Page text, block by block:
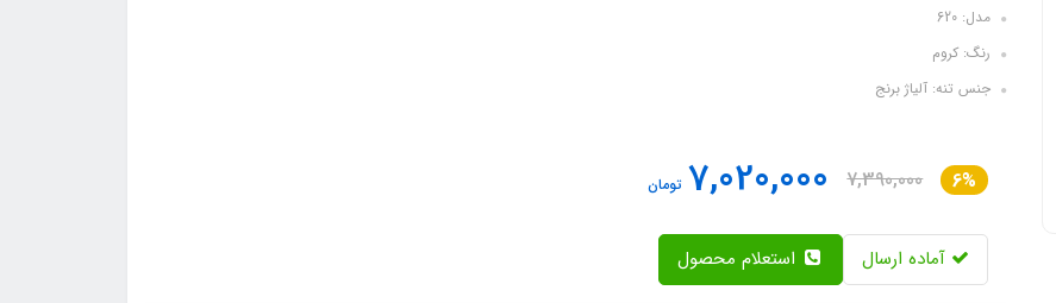
مدل: 620
رنگ: کروم
جنس تنه: آلیاژ برنج
6%
7,390,000
7,020,000 تومان
آماده ارسال